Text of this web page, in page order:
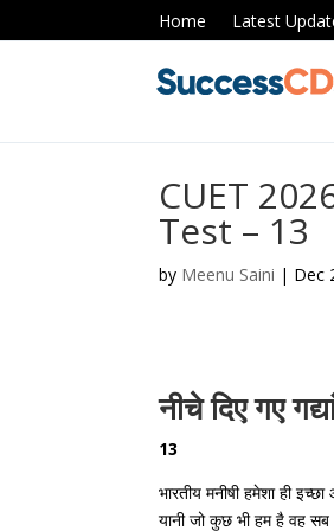
Home Latest
CUET
Test – 13
by Meenu Saini | Dec
नीचे दिए गए
13
भारतीय मनीषी हमेशा ही
यानी जो कुछ भी हम है वह